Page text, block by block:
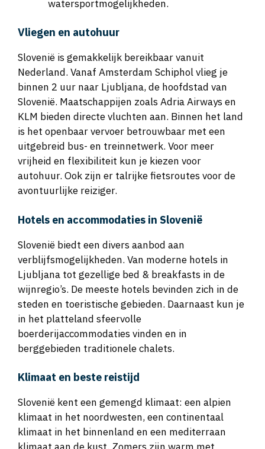
Nederland. Vanaf Amsterdam Schiphol vlieg je
binnen 2 uur naar Ljubljana, de hoofdstad van
Slovenië. Maatschappijen zoals Adria Airways en
KLM bieden directe vluchten aan. Binnen het land
is het openbaar vervoer betrouwbaar met een
uitgebreid bus- en treinnetwerk. Voor meer
vrijheid en flexibiliteit kun je kiezen voor
autohuur. Ook zijn er talrijke fietsroutes voor de
avontuurlijke reiziger.
verblijfsmogelijkheden. Van moderne hotels in
Ljubljana tot gezellige bed & breakfasts in de
wijnregio’s. De meeste hotels bevinden zich in de
steden en toeristische gebieden. Daarnaast kun je
in het platteland sfeervolle
boerderijaccommodaties vinden en in
berggebieden traditionele chalets.
klimaat in het noordwesten, een continentaal
klimaat in het binnenland en een mediterraan
klimaat aan de kust. Zomers zijn warm met